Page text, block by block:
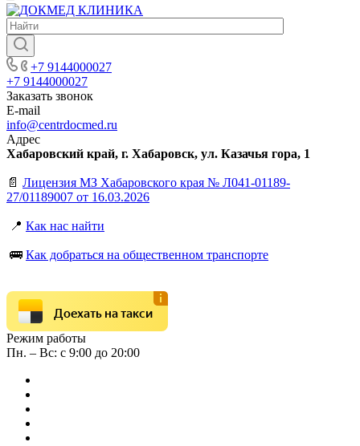
+7 9144000027
+7 9144000027
Заказать звонок
E-mail
info@centrdocmed.ru
Адрес
Хабаровский край, г. Хабаровск, ул. Казачья гора, 1
📄 Лицензия МЗ Хабаровского края № Л041-01189-
27/01189007 от 16.03.2026
📍 Как нас найти
🚌 Как добраться на общественном транспорте
Доехать на такси
Режим работы
Пн. – Вс: с 9:00 до 20:00